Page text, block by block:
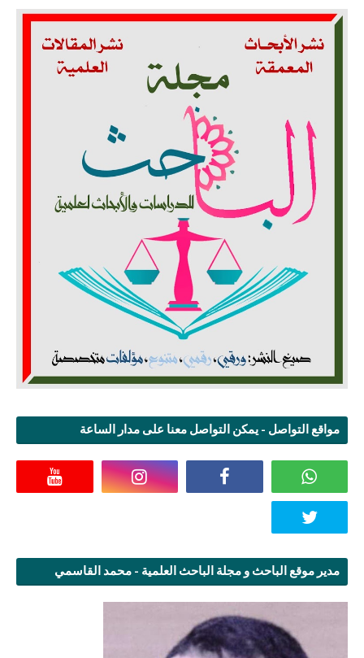
مواقع التواصل - يمكن التواصل معنا على مدار الساعة
مدير موقع الباحث و مجلة الباحث العلمية - محمد القاسمي